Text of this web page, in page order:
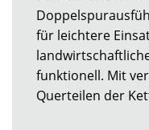
für leichtere
funktionell. Mit
Querteilen der